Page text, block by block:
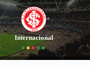
Internacional